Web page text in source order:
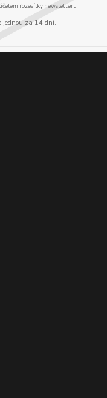
rozesílky newsletteru.
jednou za 14 dní.